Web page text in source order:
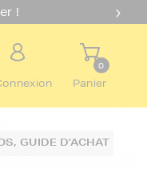
!
0
Panier
GUIDE D'ACHAT